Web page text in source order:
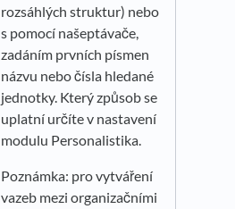
rozsáhlých struktur) nebo
s pomocí našeptávače,
zadáním prvních písmen
názvu nebo čísla hledané
jednotky. Který způsob se
uplatní určíte v nastavení
modulu Personalistika.
Poznámka: pro vytváření
vazeb mezi organizačními